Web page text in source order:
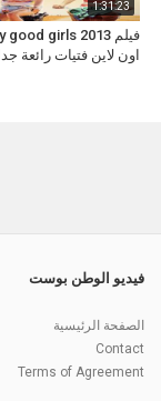
1:31:23
اون لاين فتيات رائعة جدا
فيديو الوطن بوست
الصفحة الرئيسية
Contact
Terms of Agreement